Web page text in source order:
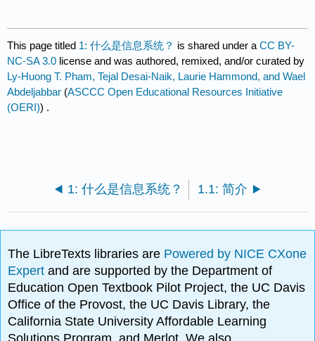
This page titled 1: 什么是信息系统？ is shared under aCC BY-
NC-SA 3.0 license and was authored, remixed, and/or curated by
Ly-Huong T. Pham, Tejal Desai-Naik, Laurie Hammond, and Wael
Abdeljabbar (ASCCC Open Educational Resources Initiative
(OERI)) .
1: 什么是信息系统？ 1.1: 简介
The LibreTexts libraries are Powered by NICE CXone
Expertand are supported by the Department of
Education Open Textbook Pilot Project, the UC Davis
Office of the Provost, the UC Davis Library, the
California State University Affordable Learning